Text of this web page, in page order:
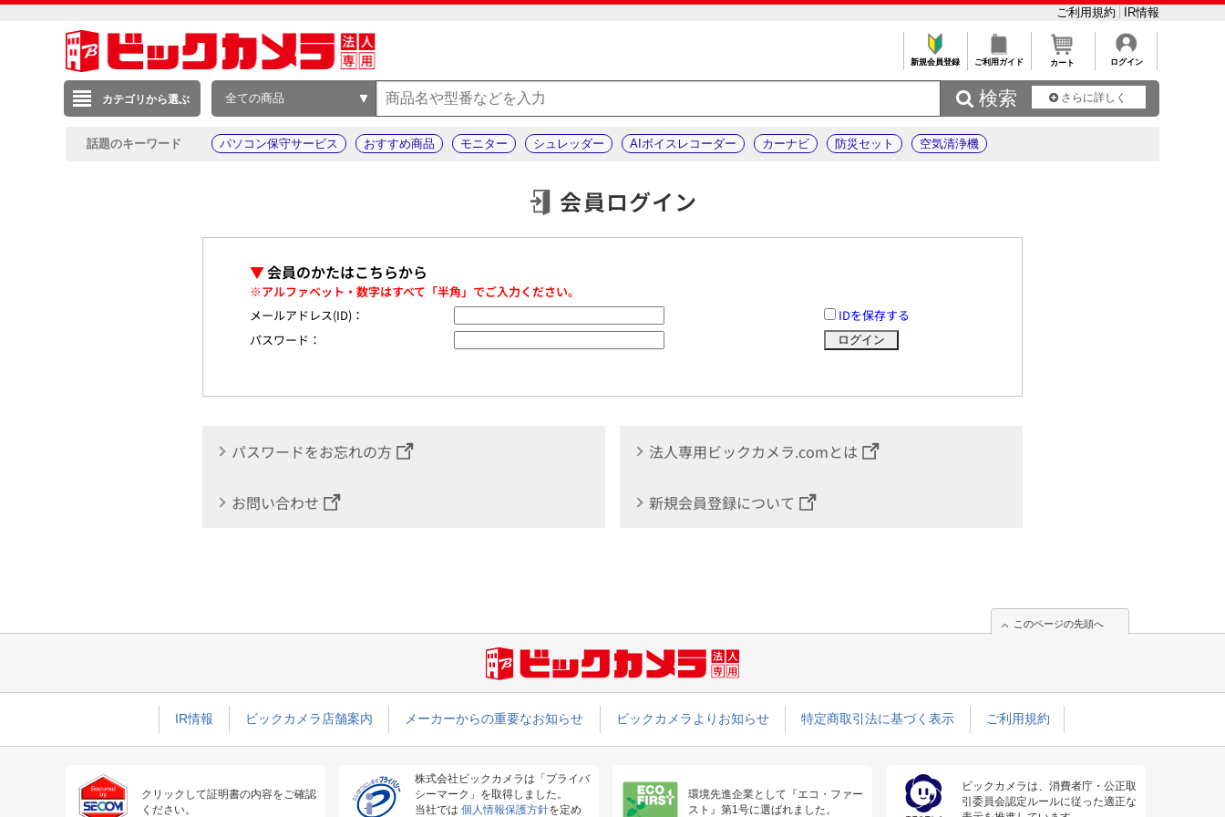
ご利用規約 IR情報
新規会員登録 ご利用ガイド カート ログイン
カテゴリから選ぶ 全ての商品  検索 さらに詳しく
話題のキーワード パソコン保守サービス おすすめ商品 モニター シュレッダー AIボイスレコーダー カーナビ 防災セット 空気清浄機
会員ログイン
▼会員のかたはこちらから
※アルファベット・数字はすべて「半角」でご入力ください。
メールアドレス(ID)：
IDを保存する
パスワード：
パスワードをお忘れの方 法人専用ビックカメラ.comとは
お問い合わせ 新規会員登録について
このページの先頭へ
IR情報 ビックカメラ店舗案内 メーカーからの重要なお知らせ ビックカメラよりお知らせ 特定商取引法に基づく表示 ご利用規約
クリックして証明書の内容をご確認
ください。
株式会社ビックカメラは「プライバ
シーマーク」を取得しました。
当社では 個人情報保護方針を定め
環境先進企業として『エコ・ファー
スト』第1号に選ばれました。
ビックカメラは、消費者庁・公正取
引委員会認定ルールに従った適正な